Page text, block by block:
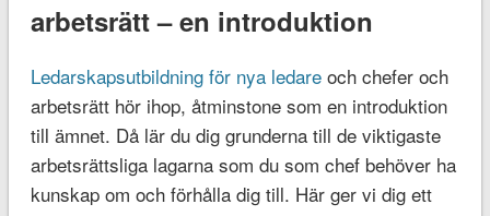
arbetsrätt – en introduktion
Ledarskapsutbildning för nya ledareoch chefer och
arbetsrätt hör ihop, åtminstone som en introduktion
till ämnet. Då lär du dig grunderna till de viktigaste
arbetsrättsliga lagarna som du som chef behöver ha
kunskap om och förhålla dig till. Här ger vi dig ett